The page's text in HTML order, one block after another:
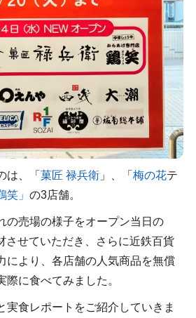
は、「 菓匠 禄兵衛」、「 梅の花テ
笑」 の3店舗。
の売場の様子をオープン当日の
させていただき、さらに近鉄百貨
により、各店舗の人気商品を無償
に食べてみました。
実食レポートをご紹介していきま